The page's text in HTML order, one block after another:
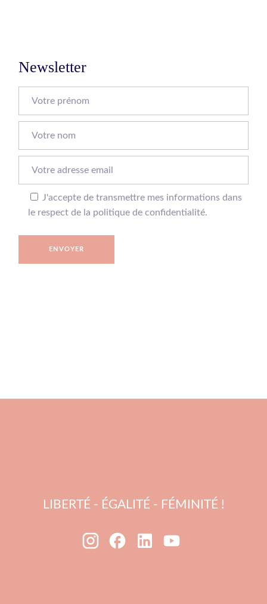
Newsletter
J'accepte de transmettre mes informations dans
le respect de la politique de confidentialité.
ENVOYER
LIBERTÉ - ÉGALITÉ - FÉMINITÉ !